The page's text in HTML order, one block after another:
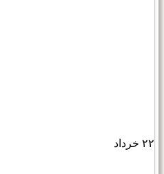
۲۲ خرداد